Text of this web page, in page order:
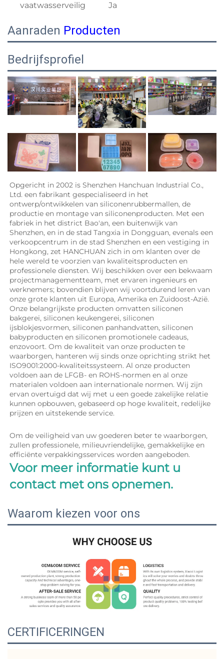
vaatwasserveilig
Ja
Aanraden Producten
Bedrijfsprofiel
Opgericht in 2002 is Shenzhen Hanchuan Industrial Co.,
Ltd. een fabrikant gespecialiseerd in het
ontwerp/ontwikkelen van siliconenrubbermallen, de
productie en montage van siliconenproducten. Met een
fabriek in het district Bao'an, een buitenwijk van
Shenzhen, en in de stad Tangxia in Dongguan, evenals een
verkoopcentrum in de stad Shenzhen en een vestiging in
Hongkong, zet HANCHUAN zich in om klanten over de
hele wereld te voorzien van kwaliteitsproducten en
professionele diensten. Wij beschikken over een bekwaam
projectmanagementteam, met ervaren ingenieurs en
werknemers; bovendien blijven wij voortdurend leren van
onze grote klanten uit Europa, Amerika en Zuidoost-Azië.
Onze belangrijkste producten omvatten siliconen
bakgerei, siliconen keukengerei, siliconen
ijsblokjesvormen, siliconen panhandvatten, siliconen
babyproducten en siliconen promotionele cadeaus,
enzovoort. Om de kwaliteit van onze producten te
waarborgen, hanteren wij sinds onze oprichting strikt het
ISO9001:2000-kwaliteitssysteem. Al onze producten
voldoen aan de LFGB- en ROHS-normen en al onze
materialen voldoen aan internationale normen. Wij zijn
ervan overtuigd dat wij met u een goede zakelijke relatie
kunnen opbouwen, gebaseerd op hoge kwaliteit, redelijke
prijzen en uitstekende service.
Om de veiligheid van uw goederen beter te waarborgen,
zullen professionele, milieuvriendelijke, gemakkelijke en
Voor meer informatie kunt u
contact met ons opnemen.
Waarom kiezen voor ons
CERTIFICERINGEN